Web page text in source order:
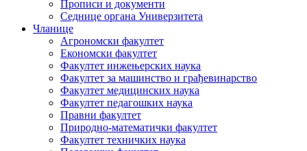
Прописи и документи
Седнице органа Универзитета
Чланице
Агрономски факултет
Економски факултет
Факултет инжењерских наука
Факултет за машинство и грађевинарство
Факултет медицинских наука
Факултет педагошких наука
Правни факултет
Природно-математички факултет
Факултет техничких наука